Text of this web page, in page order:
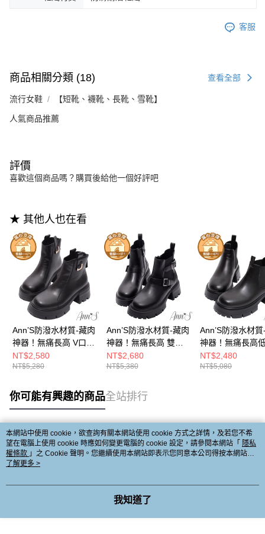
客服
商品相關分類 (18) 查看全部
流行女鞋 【短靴、襪靴、長靴、雪靴】
人氣商品推薦
評價
喜歡這個商品嗎？購買後給他一個好評吧
★ 其他人也在看
Ann’S防潑水材質-藏肉
神器！無痛長高 V口厚
底短靴6.5cm-黑
NT$2,580
NT$5,280
Ann’S防潑水材質-藏肉
神器！無痛長高 雙釦
切爾西厚底短靴6.5cm-
黑
NT$2,680
NT$5,380
Ann’S防潑水材
神器！無痛長高
爾西厚底短靴
NT$2,480
NT$5,080
你可能有興趣的商品全站排行
熱門標籤
本網站中使用 cookie，欲查詢有關本網站使用 cookie 方式之詳情，及若您不希
望在電腦上使用 cookie 時應如何變更電腦的 cookie 設定，請參閱本網站「 隱私
權條款 」之 Cookie 聲明。您繼續使用本網站即表示您同意本公司得按本網站使
用條款之 Cookie 聲明使用 cookie。
了解更多 >
我知道了